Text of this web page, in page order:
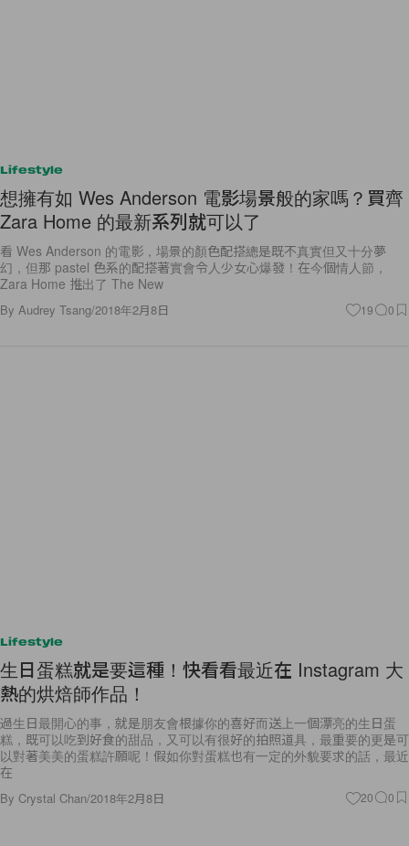
Lifestyle
想擁有如 Wes Anderson 電影場景般的家嗎？買齊
Zara Home 的最新系列就可以了
看 Wes Anderson 的電影，場景的顏色配搭總是既不真實但又十分夢
幻，但那 pastel 色系的配搭著實會令人少女心爆發！在今個情人節，
Zara Home 推出了 The New
By Audrey Tsang/2018年2月8日 19 0
Lifestyle
生日蛋糕就是要這種！快看看最近在 Instagram 大
熱的烘焙師作品！
過生日最開心的事，就是朋友會根據你的喜好而送上一個漂亮的生日蛋
糕，既可以吃到好食的甜品，又可以有很好的拍照道具，最重要的更是可
以對著美美的蛋糕許願呢！假如你對蛋糕也有一定的外貌要求的話，最近
在
By Crystal Chan/2018年2月8日 20 0